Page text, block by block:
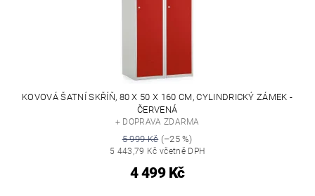
KOVOVÁ ŠATNÍ SKŘÍŇ, 80 X 50 X 160 CM, CYLINDRICKÝ ZÁMEK -
ČERVENÁ
+ DOPRAVA ZDARMA
5 999 Kč(–25 %)
5 443,79 Kč včetně DPH
4 499 Kč